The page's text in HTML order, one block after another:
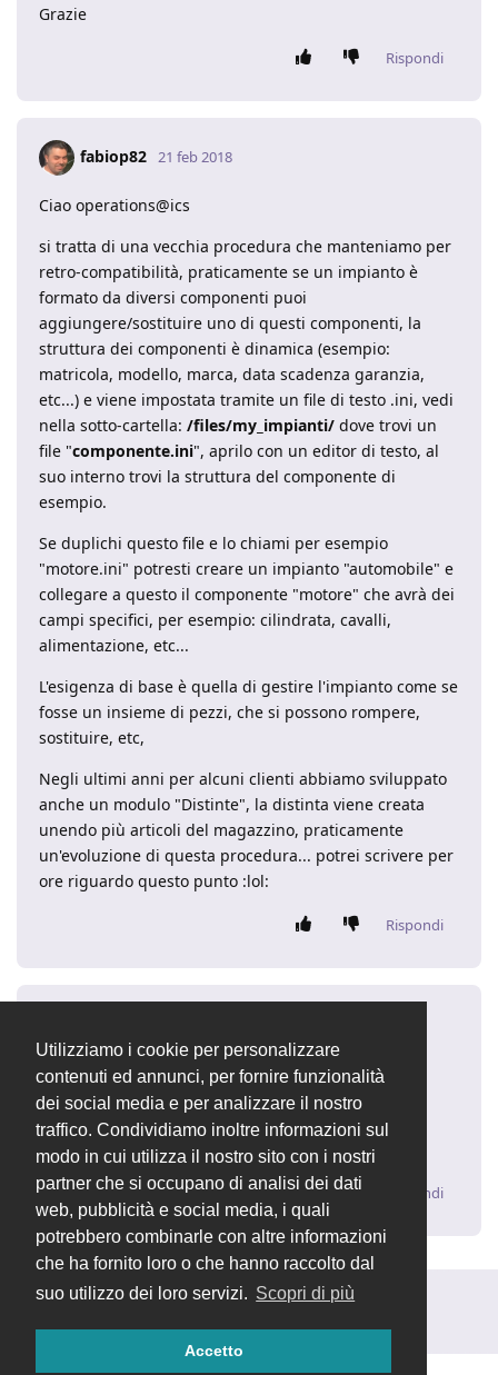
Utilizziamo i cookie per personalizzare
contenuti ed annunci, per fornire funzionalità
dei social media e per analizzare il nostro
traffico. Condividiamo inoltre informazioni sul
modo in cui utilizza il nostro sito con i nostri
partner che si occupano di analisi dei dati
web, pubblicità e social media, i quali
potrebbero combinarle con altre informazioni
che ha fornito loro o che hanno raccolto dal
suo utilizzo dei loro servizi. Scopri di più
Accetto
Grazie
Rispondi
fabiop82 21 feb 2018
Ciao operations@ics
si tratta di una vecchia procedura che manteniamo per
retro-compatibilità, praticamente se un impianto è
formato da diversi componenti puoi
aggiungere/sostituire uno di questi componenti, la
struttura dei componenti è dinamica (esempio:
matricola, modello, marca, data scadenza garanzia,
etc...) e viene impostata tramite un file di testo .ini, vedi
nella sotto-cartella: /files/my_impianti/ dove trovi un
file "componente.ini", aprilo con un editor di testo, al
suo interno trovi la struttura del componente di
esempio.
Se duplichi questo file e lo chiami per esempio
"motore.ini" potresti creare un impianto "automobile" e
collegare a questo il componente "motore" che avrà dei
campi specifici, per esempio: cilindrata, cavalli,
alimentazione, etc...
L'esigenza di base è quella di gestire l'impianto come se
fosse un insieme di pezzi, che si possono rompere,
sostituire, etc,
Negli ultimi anni per alcuni clienti abbiamo sviluppato
anche un modulo "Distinte", la distinta viene creata
unendo più articoli del magazzino, praticamente
un'evoluzione di questa procedura... potrei scrivere per
ore riguardo questo punto :lol:
Rispondi
Intanto grazie,
mi sembra che possa andare bene, faccio qualche
prova per vedere come utilizzarlo.
Buon lavoro
Rispondi
Rispondi alla discussione...